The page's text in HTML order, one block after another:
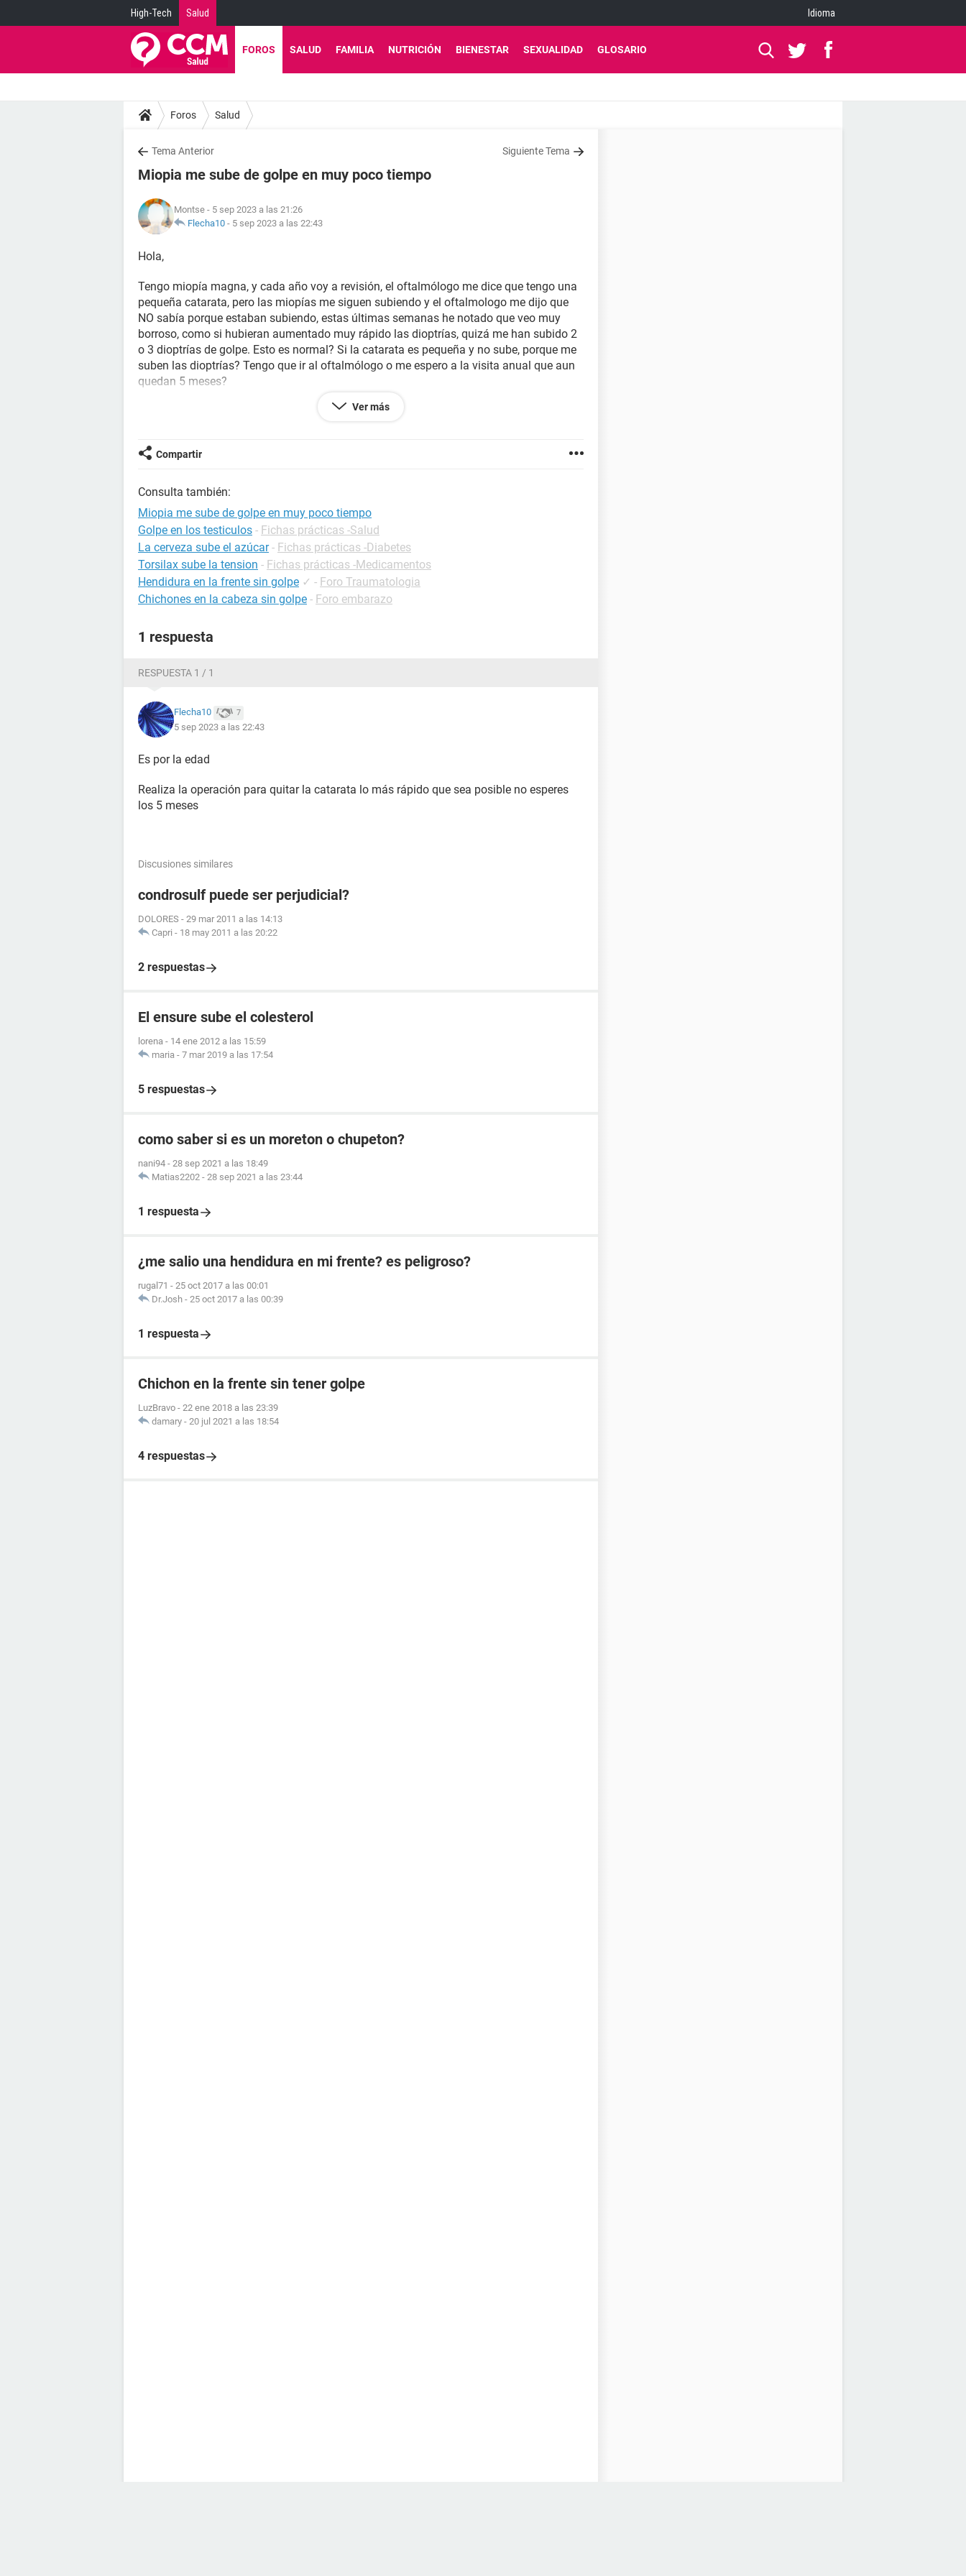
High-Tech Salud Idioma
FOROS SALUD FAMILIA NUTRICIÓN BIENESTAR SEXUALIDAD GLOSARIO
Foros Salud
Tema Anterior Siguiente Tema
Miopia me sube de golpe en muy poco tiempo
Montse - 5 sep 2023 a las 21:26
Flecha10 - 5 sep 2023 a las 22:43
Hola,
Tengo miopía magna, y cada año voy a revisión, el oftalmólogo me dice que tengo una
pequeña catarata, pero las miopías me siguen subiendo y el oftalmologo me dijo que
NO sabía porque estaban subiendo, estas últimas semanas he notado que veo muy
borroso, como si hubieran aumentado muy rápido las dioptrías, quizá me han subido 2
o 3 dioptrías de golpe. Esto es normal? Si la catarata es pequeña y no sube, porque me
suben las dioptrías? Tengo que ir al oftalmólogo o me espero a la visita anual que aun
quedan 5 meses?
Ver más
Compartir
Consulta también:
Miopia me sube de golpe en muy poco tiempo
Golpe en los testiculos - Fichas prácticas -Salud
La cerveza sube el azúcar - Fichas prácticas -Diabetes
Torsilax sube la tension - Fichas prácticas -Medicamentos
Hendidura en la frente sin golpe ✓ - Foro Traumatologia
Chichones en la cabeza sin golpe - Foro embarazo
1 respuesta
RESPUESTA 1 / 1
Flecha10 7
5 sep 2023 a las 22:43
Es por la edad
Realiza la operación para quitar la catarata lo más rápido que sea posible no esperes
los 5 meses
Discusiones similares
condrosulf puede ser perjudicial?
DOLORES - 29 mar 2011 a las 14:13
Capri - 18 may 2011 a las 20:22
2 respuestas
El ensure sube el colesterol
lorena - 14 ene 2012 a las 15:59
maria - 7 mar 2019 a las 17:54
5 respuestas
como saber si es un moreton o chupeton?
nani94 - 28 sep 2021 a las 18:49
Matias2202 - 28 sep 2021 a las 23:44
1 respuesta
¿me salio una hendidura en mi frente? es peligroso?
rugal71 - 25 oct 2017 a las 00:01
Dr.Josh - 25 oct 2017 a las 00:39
1 respuesta
Chichon en la frente sin tener golpe
LuzBravo - 22 ene 2018 a las 23:39
damary - 20 jul 2021 a las 18:54
4 respuestas